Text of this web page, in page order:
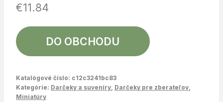
€11.84
DO OBCHODU
Katalógové číslo: c12c3241bc83
Kategórie: Darčeky a suveníry Darčeky pre zberateľov
Miniatúry